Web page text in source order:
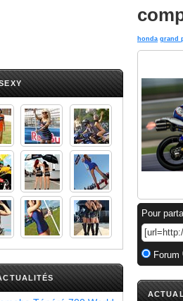
honda grand
Pour
Forum